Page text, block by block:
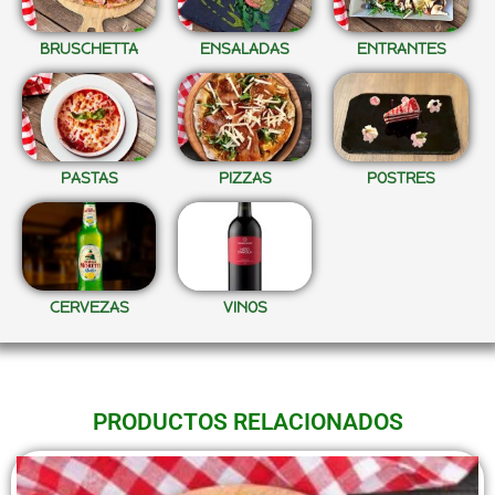
BRUSCHETTA ENSALADAS ENTRANTES
PASTAS PIZZAS POSTRES
CERVEZAS VINOS
PRODUCTOS RELACIONADOS
Este
producto